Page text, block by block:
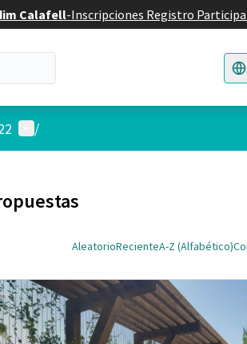
Calafell-Inscripciones Registro
Menú de usuario
/
AleatorioRecienteA-Z (Alfabético)